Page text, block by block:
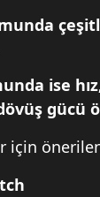
ise
gücü
için